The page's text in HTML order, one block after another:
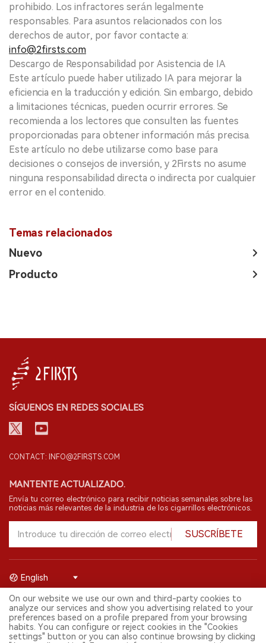
prohibido. Los infractores serán legalmente
responsables. Para asuntos relacionados con los
derechos de autor, por favor contacte a:
info@2firsts.com
Descargo de Responsabilidad por Asistencia de IA
Este artículo puede haber utilizado IA para mejorar la
eficiencia en la traducción y edición. Sin embargo, debido
a limitaciones técnicas, pueden ocurrir errores. Se
recomienda a los lectores que consulten las fuentes
proporcionadas para obtener información más precisa.
Este artículo no debe utilizarse como base para
decisiones o consejos de inversión, y 2Firsts no asume
ninguna responsabilidad directa o indirecta por cualquier
error en el contenido.
Temas relacionados
Nuevo
Producto
SÍGUENOS EN REDES SOCIALES
CONTACT: INFO@2FIRSTS.COM
MANTENTE ACTUALIZADO.
Envía tu correo electrónico para recibir noticias semanales sobre las
noticias más relevantes de la industria de los cigarrillos electrónicos.
SUSCRÍBETE
© 2026 Shenzhen 2FIRSTS Technology Co.,Ltd. Todos los derechos
reservados.
2FIRSTS solo es accesible para profesionales de la industria,
investigadores, medios y otros profesionales. El acceso por menores
está prohibido.
English
On our website we use our own and third-party cookies to
analyze our services and show you advertising related to your
preferences based on a profile prepared from your browsing
habits. You can configure or reject cookies in the "Cookies
settings" button or you can also continue browsing by clicking